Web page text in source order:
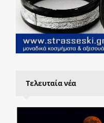
Τελευταία νέα